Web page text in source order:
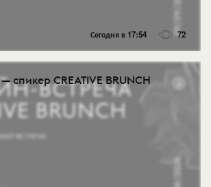
Сегодня в 17:54 72
спикер CREATIVE BRUNCH